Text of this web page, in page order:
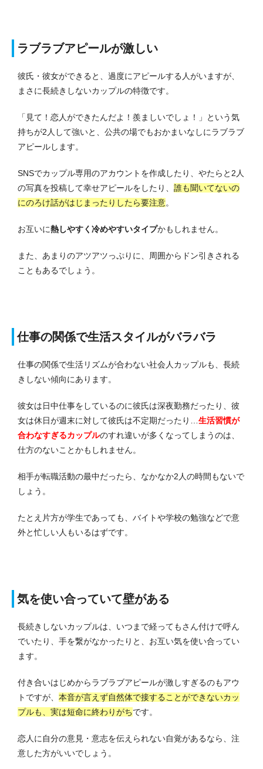
ラブラブアピールが激しい
彼氏・彼女ができると、過度にアピールする人がいますが、
まさに長続きしないカップルの特徴です。
「見て！恋人ができたんだよ！羨ましいでしょ！」という気
持ちが2人して強いと、公共の場でもおかまいなしにラブラブ
アピールします。
SNSでカップル専用のアカウントを作成したり、やたらと2人
の写真を投稿して幸せアピールをしたり、 誰も聞いてないの
にのろけ話がはじまったりしたら要注意。
お互いに熱しやすく冷めやすいタイプかもしれません。
また、あまりのアツアツっぷりに、周囲からドン引きされる
こともあるでしょう。
仕事の関係で生活スタイルがバラバラ
仕事の関係で生活リズムが合わない社会人カップルも、長続
きしない傾向にあります。
彼女は日中仕事をしているのに彼氏は深夜勤務だったり、彼
女は休日が週末に対して彼氏は不定期だったり… 生活習慣が
合わなすぎるカップルのすれ違いが多くなってしまうのは、
仕方のないことかもしれません。
相手が転職活動の最中だったら、なかなか2人の時間もないで
しょう。
たとえ片方が学生であっても、バイトや学校の勉強などで意
外と忙しい人もいるはずです。
気を使い合っていて壁がある
長続きしないカップルは、いつまで経ってもさん付けで呼ん
でいたり、手を繋がなかったりと、お互い気を使い合ってい
ます。
付き合いはじめからラブラブアピールが激しすぎるのもアウ
トですが、 本音が言えず自然体で接することができないカッ
プルも、実は短命に終わりがちです。
恋人に自分の意見・意志を伝えられない自覚があるなら、注
意した方がいいでしょう。